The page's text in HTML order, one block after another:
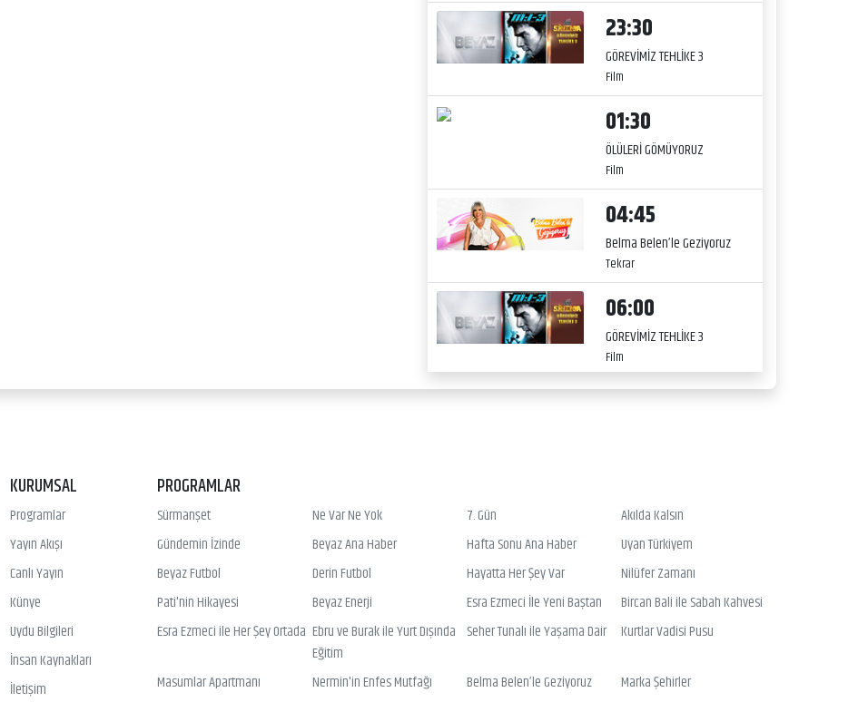
23:30
GÖREVİMİZ TEHLİKE 3
Film
01:30
ÖLÜLERİ GÖMÜYORUZ
Film
04:45
Belma Belen’le Geziyoruz
Tekrar
06:00
GÖREVİMİZ TEHLİKE 3
Film
KURUMSAL
Programlar
Yayın Akışı
Canlı Yayın
Künye
Uydu Bilgileri
İnsan Kaynakları
İletişim
PROGRAMLAR
Sürmanşet Ne Var Ne Yok 7. Gün
Akılda Kalsın
Gündemin İzinde
Beyaz Ana Haber Hafta Sonu Ana Haber
Uyan Türkiyem
Beyaz Futbol
Derin Futbol Hayatta Her Şey Var
Nilüfer Zamanı
Pati'nin Hikayesi
Beyaz Enerji Esra Ezmeci İle Yeni Baştan
Bircan Bali ile Sabah Kahvesi
Esra Ezmeci ile Her Şey Ortada Ebru ve Burak ile Yurt Dışında
Eğitim
Seher Tunalı ile Yaşama Dair Kurtlar Vadisi Pusu
Masumlar Apartmanı Nermin'in Enfes Mutfağı Belma Belen’le Geziyoruz
Marka Şehirler